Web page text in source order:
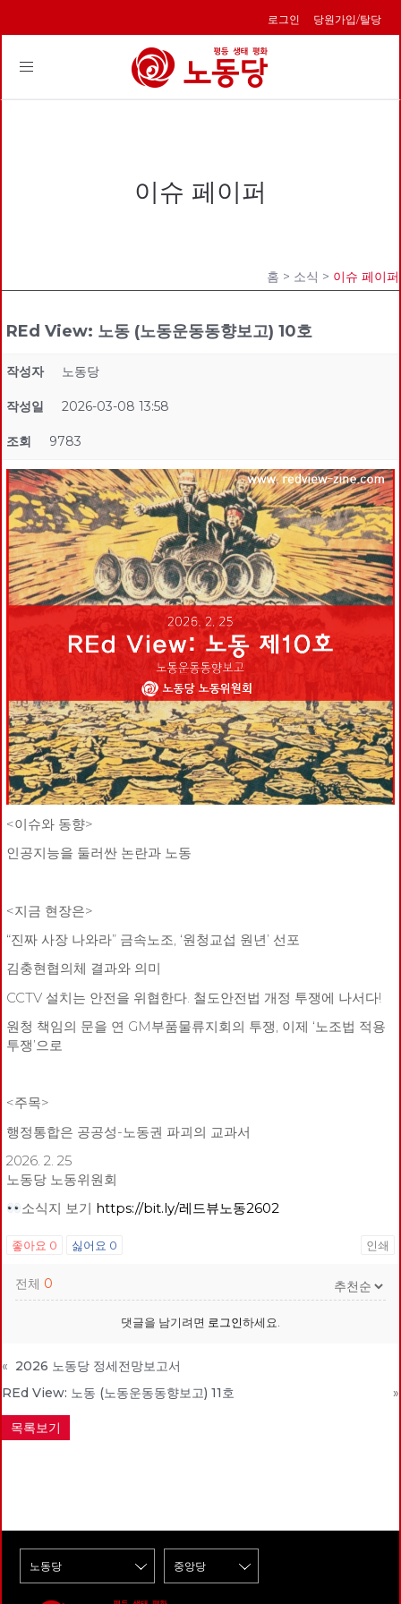
로그인 당원가입/탈당
Toggle
이슈 페이퍼
홈 > 소식 > 이슈 페이퍼
REd View: 노동 (노동운동동향보고) 10호
작성자 노동당
작성일 2026-03-08 13:58
조회 9783
<이슈와 동향>
인공지능을 둘러싼 논란과 노동
<지금 현장은>
“진짜 사장 나와라” 금속노조, ‘원청교섭 원년’ 선포
김충현협의체 결과와 의미
CCTV 설치는 안전을 위협한다. 철도안전법 개정 투쟁에 나서다!
원청 책임의 문을 연 GM부품물류지회의 투쟁, 이제 ‘노조법 적용
투쟁’으로
<주목>
행정통합은 공공성-노동권 파괴의 교과서
2026. 2. 25
노동당 노동위원회
소식지 보기 https://bit.ly/레드뷰노동2602
좋아요 0 싫어요 0 인쇄
전체 0
댓글을 남기려면 로그인하세요.
« 2026 노동당 정세전망보고서
REd View: 노동 (노동운동동향보고) 11호
»
목록보기